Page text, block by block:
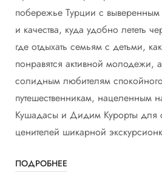
побережье Турции с
и качества, куда удобно лететь
где отдыхать семьям с детьми,
понравятся активной молодежи,
солидным любителям
путешественникам, нацеленным
Кушадасы и Дидим Курорты для
ценителей шикарной
ПОДРОБНЕЕ